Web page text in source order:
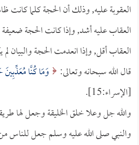
العقوبة عليه, وذلك أن الحجة كلما كانت
العقاب عليه أشد, وإذا كانت الحجة ضعيفة
العقاب أقل, وإذا انعدمت الحجة والبيان
قال الله سبحانه وتعالى:
وَمَا كُنَّا
[الإسراء:15].
والله جل وعلا خلق الخليقة وجعل لها
والنبي صلى الله عليه وسلم جعل للناس